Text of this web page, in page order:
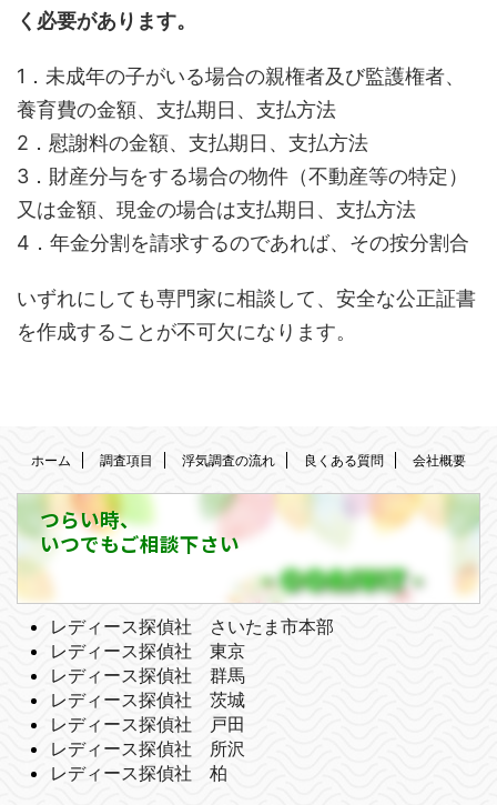
く必要があります。
1．未成年の子がいる場合の親権者及び監護権者、
養育費の金額、支払期日、支払方法
2．慰謝料の金額、支払期日、支払方法
3．財産分与をする場合の物件（不動産等の特定）
又は金額、現金の場合は支払期日、支払方法
4．年金分割を請求するのであれば、その按分割合
いずれにしても専門家に相談して、安全な公正証書
を作成することが不可欠になります。
ホーム 調査項目 浮気調査の流れ 良くある質問 会社概要
つらい時、
いつでもご相談下さい
レディース探偵社 さいたま市本部
レディース探偵社 東京
レディース探偵社 群馬
レディース探偵社 茨城
レディース探偵社 戸田
レディース探偵社 所沢
レディース探偵社 柏